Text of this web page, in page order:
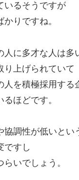
いるそうですが
りですね。
人に多才な人は多
り上げられていて
人を積極採用する
ほどです。
協調性が低いとい
ですし
らいでしょう。